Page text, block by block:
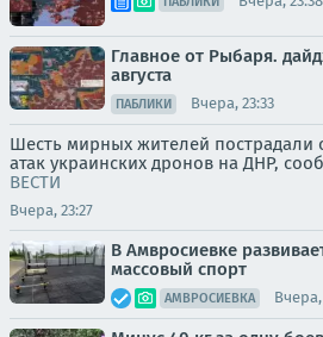
Главное от Рыбаря.
августа
ПАБЛИКИ Вчера, 23:33
Шесть мирных жителей пострадали
атак украинских дронов на ДНР,
ВЕСТИ
Вчера, 23:27
В Амвросиевке
массовый спорт
АМВРОСИЕВКА Вчера,